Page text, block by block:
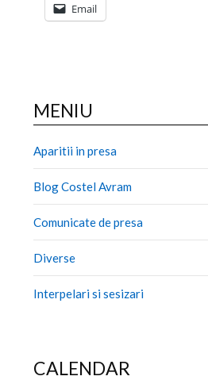
Email
MENIU
Aparitii in presa
Blog Costel Avram
Comunicate de presa
Diverse
Interpelari si sesizari
CALENDAR